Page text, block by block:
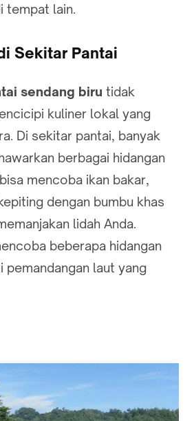
tempat lain.
Sekitar Pantai
sendang biru tidak
kuliner lokal yang
Di sekitar pantai, banyak
berbagai hidangan
mencoba ikan bakar,
dengan bumbu khas
lidah Anda.
beberapa hidangan
pemandangan laut yang